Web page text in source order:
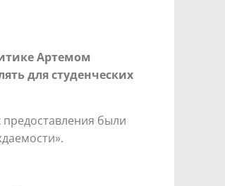
Артемом
для студенческих
были